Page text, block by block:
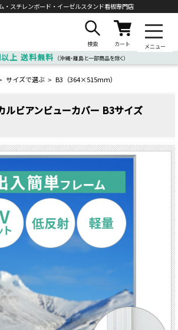
・スチレンボード・ イーゼルスタンド看板専門店
検索 カート メニュー
上 送料無料 （沖縄・離島と一部商品を除く）
サイズで選ぶ > B3（364×515ｍｍ）
ルビアンビューカバー B3サイズ